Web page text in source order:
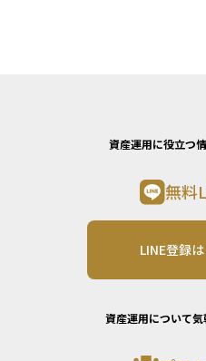
資産運用に役立つ
無料
LINE登録
資産運用について